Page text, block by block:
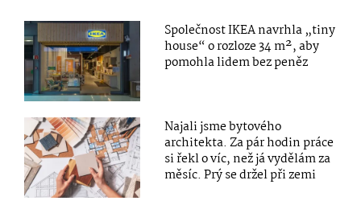
Společnost IKEA navrhla „tiny
house“ o rozloze 34 m², aby
pomohla lidem bez peněz
Najali jsme bytového
architekta. Za pár hodin práce
si řekl o víc, než já vydělám za
měsíc. Prý se držel při zemi